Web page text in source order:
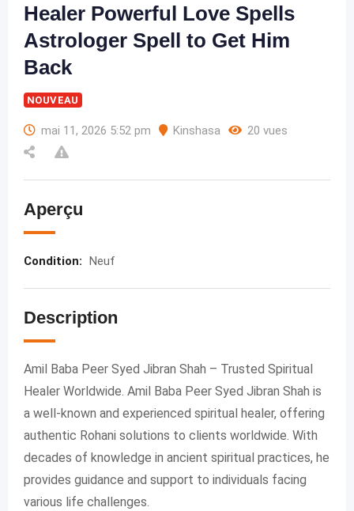
Healer Powerful Love Spells
Astrologer Spell to Get Him
Back
NOUVEAU
mai 11, 2026 5:52 pm Kinshasa 20 vues
Aperçu
Condition: Neuf
Description
Amil Baba Peer Syed Jibran Shah – Trusted Spiritual
Healer Worldwide. Amil Baba Peer Syed Jibran Shah is
a well-known and experienced spiritual healer, offering
authentic Rohani solutions to clients worldwide. With
decades of knowledge in ancient spiritual practices, he
provides guidance and support to individuals facing
various life challenges.